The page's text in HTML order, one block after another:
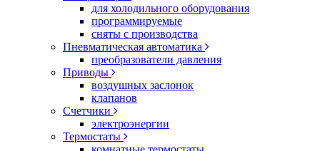
для холодильного оборудования
программируемые
сняты с производства
Пневматическая автоматика
преобразователи давления
Приводы
воздушных заслонок
клапанов
Счетчики
электроэнергии
Термостаты